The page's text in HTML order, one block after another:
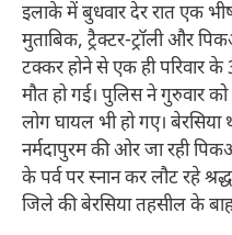
इलाके में बुधवार देर रात एक
मुताबिक, ट्रैक्टर-ट्रॉली और
टक्कर होने से एक ही परिवार के
मौत हो गई। पुलिस ने गुरुवार
लोग घायल भी हो गए। बेरसिया
नर्मदापुरम की ओर जा रही
के पर्व पर स्नान कर लौट रहे
जिले की बेरसिया तहसील के